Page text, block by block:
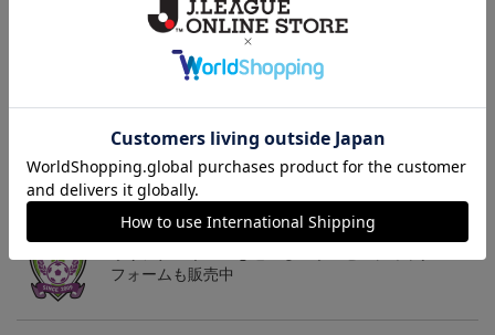
ォーム FP 1st
タオルマフラー
タオルマフラー
トピックス
藤枝
フォームも販売中